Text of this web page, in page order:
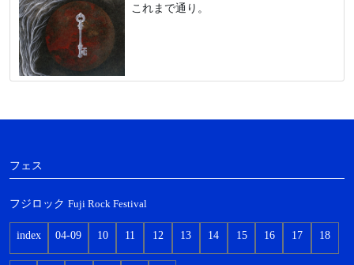
これまで通り。
フェス
フジロック Fuji Rock Festival
index 04-09 10 11 12 13 14 15 16 17 18